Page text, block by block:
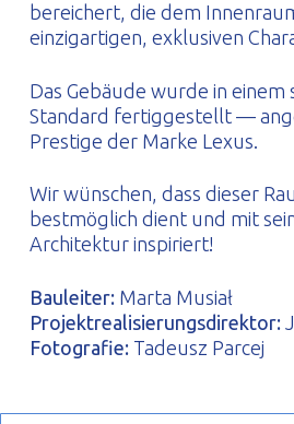
bereichert, die dem
einzigartigen, exklusiven
Das Gebäude wurde in einem
Standard fertiggestellt —
Prestige der Marke Lexus.
Wir wünschen, dass dieser
bestmöglich dient und mit
Architektur inspiriert!
Bauleiter:Marta Musiał
Projektrealisierungsdirektor:
Fotografie:Tadeusz Parcej